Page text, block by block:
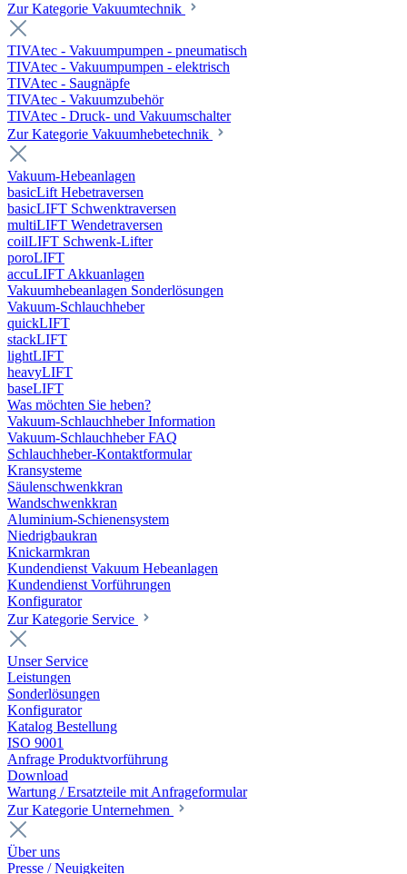
Zur Kategorie Vakuumtechnik
TIVAtec - Vakuumpumpen - pneumatisch
TIVAtec - Vakuumpumpen - elektrisch
TIVAtec - Saugnäpfe
TIVAtec - Vakuumzubehör
TIVAtec - Druck- und Vakuumschalter
Zur Kategorie Vakuumhebetechnik
Vakuum-Hebeanlagen
basicLift Hebetraversen
basicLIFT Schwenktraversen
multiLIFT Wendetraversen
coilLIFT Schwenk-Lifter
poroLIFT
accuLIFT Akkuanlagen
Vakuumhebeanlagen Sonderlösungen
Vakuum-Schlauchheber
quickLIFT
stackLIFT
lightLIFT
heavyLIFT
baseLIFT
Was möchten Sie heben?
Vakuum-Schlauchheber Information
Vakuum-Schlauchheber FAQ
Schlauchheber-Kontaktformular
Kransysteme
Säulenschwenkkran
Wandschwenkkran
Aluminium-Schienensystem
Niedrigbaukran
Knickarmkran
Kundendienst Vakuum Hebeanlagen
Kundendienst Vorführungen
Konfigurator
Zur Kategorie Service
Unser Service
Leistungen
Sonderlösungen
Konfigurator
Katalog Bestellung
ISO 9001
Anfrage Produktvorführung
Download
Wartung / Ersatzteile mit Anfrageformular
Zur Kategorie Unternehmen
Über uns
Presse / Neuigkeiten